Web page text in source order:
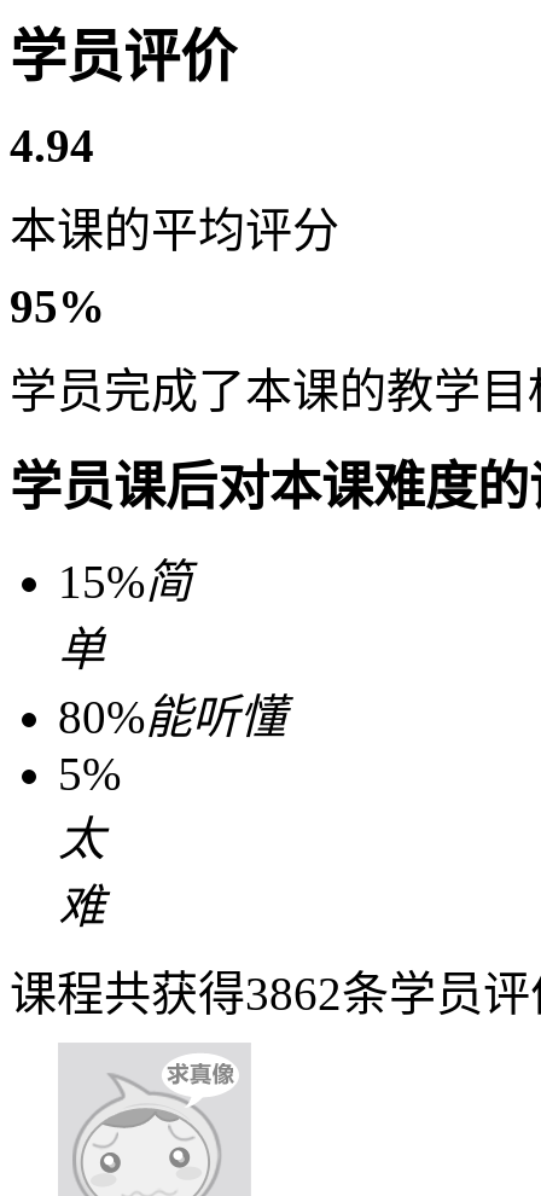
学员评价
4.94
本课的平均评分
95%
学员完成了本课的教学目
学员课后对本课难度
15%简
单
80%能听懂
5%
太
难
课程共获得3862条学员